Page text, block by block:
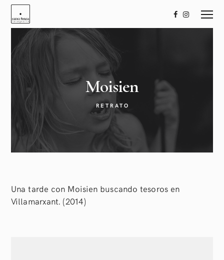
Moisien
RETRATO
Una tarde con Moisien buscando tesoros en
Villamarxant. (2014)